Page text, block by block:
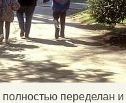
переделан